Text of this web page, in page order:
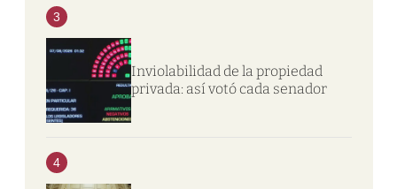
3
Inviolabilidad de la propiedad
privada: así votó cada senador
4